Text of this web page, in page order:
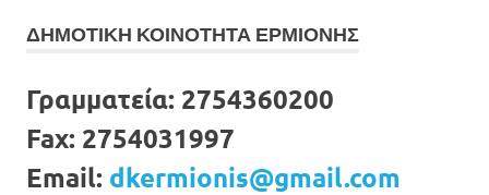
ΔΗΜΟΤΙΚΗ ΚΟΙΝΟΤΗΤΑ ΕΡΜΙΟΝΗΣ
Γραμματεία: 2754360200
Fax: 2754031997
Email: dkermionis@gmail.com